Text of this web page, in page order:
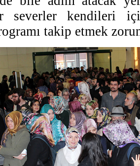
severler kendileri
takip etmek